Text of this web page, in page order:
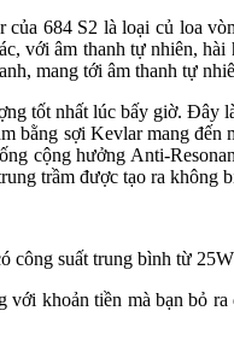
684 S2 là loại củ loa
với âm thanh tự nhiên,
mang tới âm thanh tự
tốt nhất lúc bấy giờ. Đây
sợi Kevlar mang
cộng hưởng Anti-
trầm được tạo ra không
suất trung bình từ
khoản tiền mà bạn bỏ